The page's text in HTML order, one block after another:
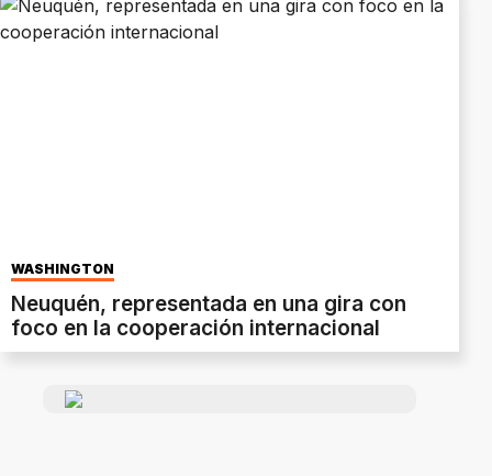
WASHINGTON
Neuquén, representada en una gira con
foco en la cooperación internacional